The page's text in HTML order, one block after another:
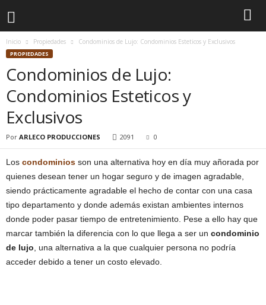
Inicio Propiedades Condominios de Lujo: Condominios Esteticos y Exclusivos
PROPIEDADES
Condominios de Lujo:
Condominios Esteticos y
Exclusivos
Por ARLECO PRODUCCIONES 2091 0
Los condominios son una alternativa hoy en día muy añorada por
quienes desean tener un hogar seguro y de imagen agradable,
siendo prácticamente agradable el hecho de contar con una casa
tipo departamento y donde además existan ambientes internos
donde poder pasar tiempo de entretenimiento. Pese a ello hay que
marcar también la diferencia con lo que llega a ser un condominio
de lujo , una alternativa a la que cualquier persona no podría
acceder debido a tener un costo elevado.